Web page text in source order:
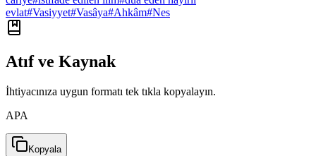
evlat#Vasiyyet#Vasâya#Ahkâm#Nes
Atıf ve Kaynak
İhtiyacınıza uygun formatı tek tıkla kopyalayın.
APA
Kopyala